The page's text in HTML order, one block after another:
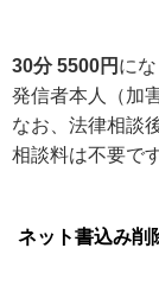
30分 5500円 にな
発信者本人（加
なお、法律相談
相談料は不要です
ネット書込み削